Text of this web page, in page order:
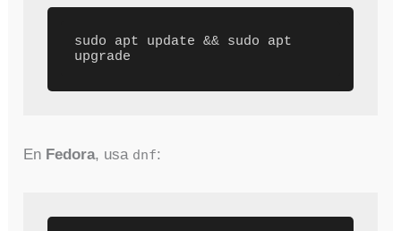
sudo apt update && sudo apt
upgrade
En Fedora, usa dnf: